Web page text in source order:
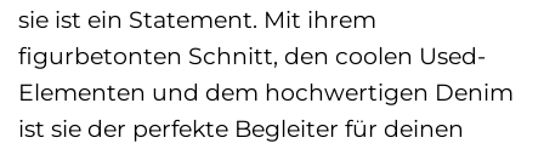
sie ist ein Statement. Mit ihrem
figurbetonten Schnitt, den coolen Used-
Elementen und dem hochwertigen Denim
ist sie der perfekte Begleiter für deinen